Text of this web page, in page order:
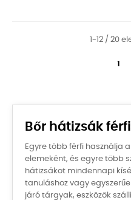
1-12 / 20
1
Bőr hátizsák
Egyre több férfi használja
elemeként, és egyre több
hátizsákot mindennapi
tanuláshoz vagy
járó tárgyak, eszközök